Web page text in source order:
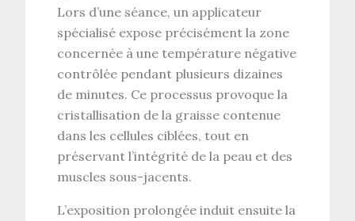
Lors d’une séance, un applicateur
spécialisé expose précisément la zone
concernée à une température négative
contrôlée pendant plusieurs dizaines
de minutes. Ce processus provoque la
cristallisation de la graisse contenue
dans les cellules ciblées, tout en
préservant l’intégrité de la peau et des
muscles sous-jacents.
L’exposition prolongée induit ensuite la